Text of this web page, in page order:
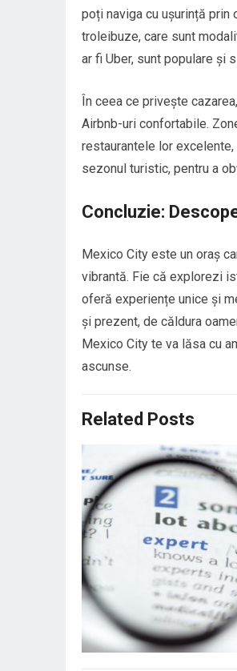
poți naviga cu ușurință
troleibuze, care sunt
ar fi Uber, sunt populare și
În ceea ce privește
Airbnb-uri confortabile.
restaurantele lor
sezonul turistic, pentru a
Concluzie:
Mexico City este un oraș
vibrantă. Fie că explorezi
oferă experiențe unice și
și prezent, de căldura
Mexico City te va lăsa cu
ascunse.
Related Posts